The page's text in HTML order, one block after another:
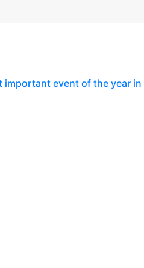
event of the year